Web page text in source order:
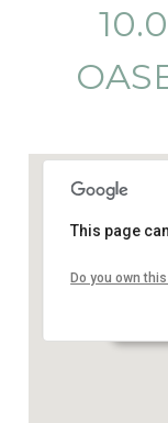
This page
Do you own